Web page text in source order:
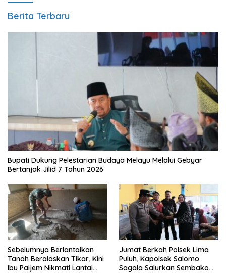
Berita Terbaru
Bupati Dukung Pelestarian Budaya Melayu Melalui Gebyar
Bertanjak Jilid 7 Tahun 2026
Sebelumnya Berlantaikan
Tanah Beralaskan Tikar, Kini
Ibu Paijem Nikmati Lantai
Jumat Berkah Polsek Lima
Puluh, Kapolsek Salomo
Sagala Salurkan Sembako